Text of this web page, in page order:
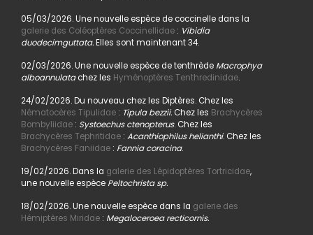
05/03/2026. Une nouvelle espèce de coccinelle dans la
galerie des Coléoptères Coccinellidae: Vibidia
duodecimguttata.Elles sont maintenant 34.
02/03/2026. Une nouvelle espèce de tenthrède Macrophya
alboannulatachez les Hyménoptères Tenthredinidae.
24/02/2026. Du nouveau chez les Diptères. Chez les
Nématocères Tipulidae: Tipula bezzii. Chez les Brachycères
Bombyliidae: Systoechus ctenopterus. Chez les
Brachycères Tephritidae: Acanthiophilus helianthi. Chez les
Brachycères Faniidae: Fannia coracina.
19/02/2026. Dans la galerie des Lépidoptères Tortricidae,
une nouvelle espèce Peltochrista sp.
18/02/2026. Une nouvelle espèce dans la galerie des
Hémiptères Miridae: Megaloceroea recticornis.